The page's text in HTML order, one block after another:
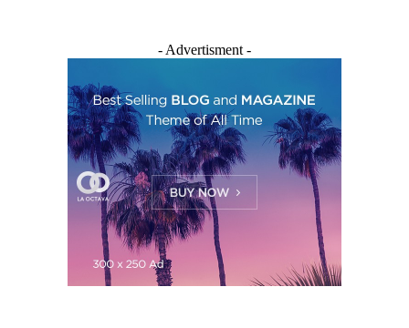
- Advertisment -